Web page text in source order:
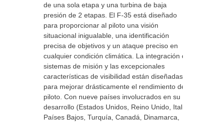
de una sola etapa y una turbina de baja
presión de 2 etapas. El F-35 está diseñado
para proporcionar al piloto una visión
situacional inigualable, una identificación
precisa de objetivos y un ataque preciso en
cualquier condición climática. La integración de
sistemas de misión y las excepcionales
características de visibilidad están diseñadas
para mejorar drásticamente el rendimiento del
piloto. Con nueve países involucrados en su
desarrollo (Estados Unidos, Reino Unido, Italia,
Países Bajos, Turquía, Canadá, Dinamarca,